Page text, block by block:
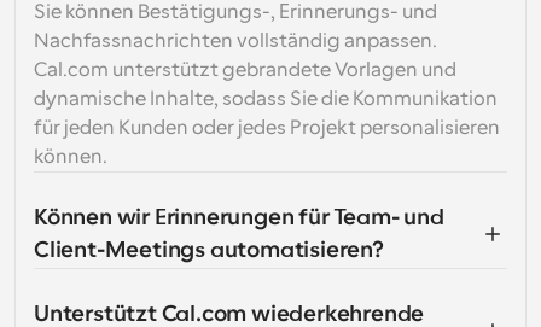
Sie können Bestätigungs-, Erinnerungs- und
Nachfassnachrichten vollständig anpassen.
Cal.com unterstützt gebrandete Vorlagen und
dynamische Inhalte, sodass Sie die Kommunikation
für jeden Kunden oder jedes Projekt personalisieren
können.
Können wir Erinnerungen für Team- und
Client-Meetings automatisieren?
Unterstützt Cal.com wiederkehrende